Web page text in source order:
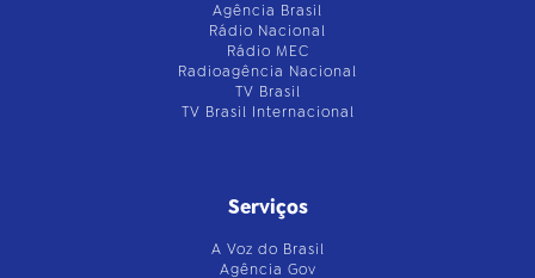
Agência Brasil
Rádio Nacional
Rádio MEC
Radioagência Nacional
TV Brasil
TV Brasil Internacional
Serviços
A Voz do Brasil
Agência Gov